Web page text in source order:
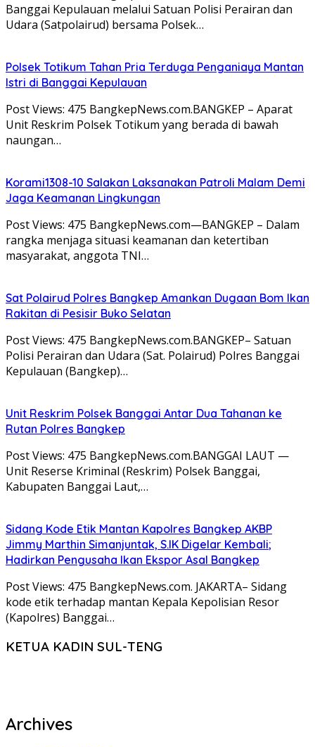
Banggai Kepulauan melalui Satuan Polisi Perairan dan
Udara (Satpolairud) bersama Polsek…
Polsek Totikum Tahan Pria Terduga Penganiaya Mantan
Istri di Banggai Kepulauan
Post Views: 475 BangkepNews.com.BANGKEP – Aparat
Unit Reskrim Polsek Totikum yang berada di bawah
naungan…
Korami1308-10 Salakan Laksanakan Patroli Malam Demi
Jaga Keamanan Lingkungan
Post Views: 475 BangkepNews.com—BANGKEP – Dalam
rangka menjaga situasi keamanan dan ketertiban
masyarakat, anggota TNI…
Sat Polairud Polres Bangkep Amankan Dugaan Bom Ikan
Rakitan di Pesisir Buko Selatan
Post Views: 475 BangkepNews.com.BANGKEP– Satuan
Polisi Perairan dan Udara (Sat. Polairud) Polres Banggai
Kepulauan (Bangkep)…
Unit Reskrim Polsek Banggai Antar Dua Tahanan ke
Rutan Polres Bangkep
Post Views: 475 BangkepNews.com.BANGGAI LAUT —
Unit Reserse Kriminal (Reskrim) Polsek Banggai,
Kabupaten Banggai Laut,…
Sidang Kode Etik Mantan Kapolres Bangkep AKBP
Jimmy Marthin Simanjuntak, S.IK Digelar Kembali;
Hadirkan Pengusaha Ikan Ekspor Asal Bangkep
Post Views: 475 BangkepNews.com. JAKARTA– Sidang
kode etik terhadap mantan Kepala Kepolisian Resor
(Kapolres) Banggai…
KETUA KADIN SUL-TENG
Archives